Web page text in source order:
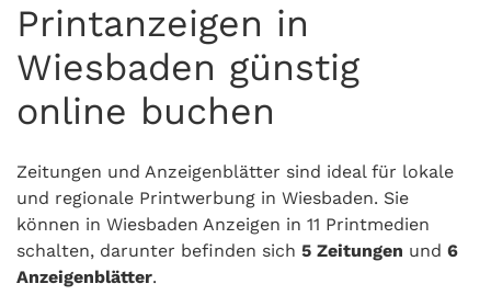
Printanzeigen in
Wiesbaden günstig
online buchen
Zeitungen und Anzeigenblätter sind ideal für lokale
und regionale Printwerbung in Wiesbaden. Sie
können in Wiesbaden Anzeigen in 11 Printmedien
schalten, darunter befinden sich 5 Zeitungen und 6
Anzeigenblätter.